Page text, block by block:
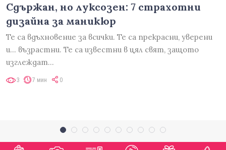
Сдържан, но луксозен: 7 страхотни
дизайна за маникюр
Те са вдъхновение за всички. Те са прекрасни, уверени
и... възрастни. Те са известни в цял свят, защото
изглеждат…
3 7 мин 0